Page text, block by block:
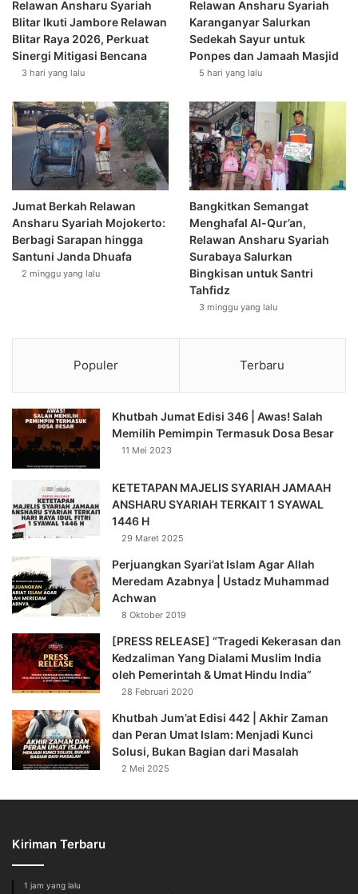
tertindas, khususnya di bumi suci Palestina.
Kita tidak bisa hanya berbangga telah berpuasa, sementara
saudara-saudara kita di Gaza dalam keadaan krisis
keamanan. Mereka dibombardir dengan sadis, dibunuh
tanpa pandang bulu, dan dibungkam tanpa ada daya
perlawanan. Dewan Keamanan, Unicef dll tak berfungsi,
diam membisu tidak bisa berbuat apa-apa untuk mencegah
kejahatan kemanusiaan, dan kezaliman Israel dan
sekutunya, Mereka tidak butuh simpati kosong, tapi butuh
solidaritas dan pengorbanan nyata.
قال رسول الله ﷺ: مَثَلُ الْمُؤْمِنِينَ فِي تَوَادِّهِمْ، وَتَرَاحُمِهِمْ، وَتَعَاطُفِهِمْ
مَثَلُ الْجَسَدِ إِذَا اشْتَكَى مِنْهُ عُضْوٌ تَدَاعَى لَهُ سَائِرُ الْجَسَدِ بِالسَّهَرِ
mengasihi, mencintai, dan menyayangi bagaikan satu
tubuh. Apabila ada salah satu anggota tubuh yang sakit,
maka seluruh tubuhnya akan ikut terjaga dan panas (turut
merasakan sakitnya).” (HR. Bukhari no. 6011 dan Muslim no.
2586).
Bila satu bagian tubuh sakit, seluruh tubuh ikut merasakan.
Syawal bukan akhir perjuangan, tapi awal kebangkitan.
Wahai kaum Muslimin, kebangkitan umat ini diawali dengan
kesadaran ruhani, penguatan ilmu, dan semangat
pengorbanan. Di sinilah fungsi Syawal: menyalakan
kembali energi amal setelah pelatihan besar Ramadhan.
وَأَعِدُّوا۟ لَهُم مَّا ٱسْتَطَعْتُم مِّن قُوَّةٍ وَمِن رِّبَاطِ ٱلْخَيْلِ تُرْهِبُونَ بِهِۦ
عَدُوَّ ٱللَّهِ وَعَدُوَّكُمْ وَءَاخَرِينَ مِن دُونِهِمْ لَا تَعْلَمُونَهُمُ ٱللَّهُ يَعْلَمُهُمْ ۚ وَمَا
تُنفِقُوا۟ مِن شَىْءٍ فِى سَبِيلِ ٱللَّهِ يُوَفَّ إِلَيْكُمْ وَأَنتُمْ لَا تُظْلَمُونَ
Artinya:“Dan siapkanlah untuk menghadapi mereka
kekuatan apa saja yang kamu sanggupi dan dari kuda-kuda
yang ditambat untuk berperang (yang dengan persiapan
yang kamu nafkahkan pada jalan Allah niscaya akan dibalasi
n
s
f
o
a
s
i
a
l
Relawan Ansharu Syariah
Blitar Ikuti Jambore Relawan
Blitar Raya 2026, Perkuat
Sinergi Mitigasi Bencana
3 hari yang lalu
Relawan Ansharu Syariah
Karanganyar Salurkan
Sedekah Sayur untuk
Ponpes dan Jamaah Masjid
5 hari yang lalu
Jumat Berkah Relawan
Ansharu Syariah Mojokerto:
Berbagi Sarapan hingga
Santuni Janda Dhuafa
2 minggu yang lalu
Bangkitkan Semangat
Menghafal Al-Qur’an,
Relawan Ansharu Syariah
Surabaya Salurkan
Bingkisan untuk Santri
Tahfidz
3 minggu yang lalu
Populer Terbaru
Khutbah Jumat Edisi 346 | Awas! Salah
Memilih Pemimpin Termasuk Dosa Besar
11 Mei 2023
KETETAPAN MAJELIS SYARIAH JAMAAH
ANSHARU SYARIAH TERKAIT 1 SYAWAL
1446 H
29 Maret 2025
Perjuangkan Syari’at Islam Agar Allah
Meredam Azabnya | Ustadz Muhammad
Achwan
8 Oktober 2019
[PRESS RELEASE] “Tragedi Kekerasan dan
Kedzaliman Yang Dialami Muslim India
oleh Pemerintah & Umat Hindu India”
28 Februari 2020
Khutbah Jum’at Edisi 442 | Akhir Zaman
dan Peran Umat Islam: Menjadi Kunci
Solusi, Bukan Bagian dari Masalah
2 Mei 2025
Kiriman Terbaru
1 jam yang lalu